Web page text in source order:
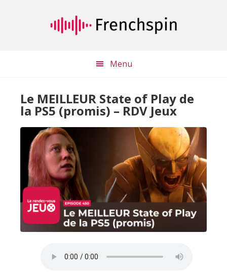
Menu
Le MEILLEUR State of Play de
la PS5 (promis) – RDV Jeux